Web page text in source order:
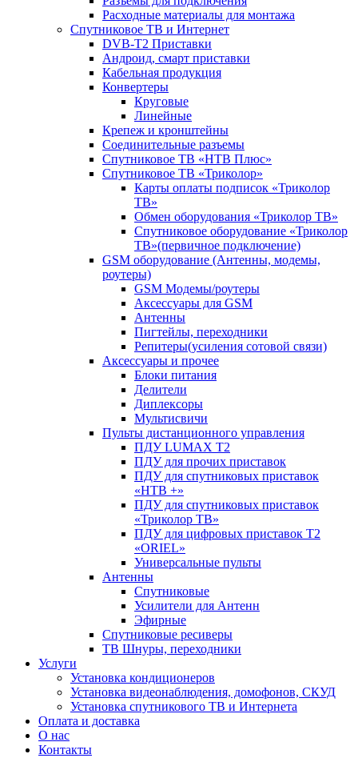
Расходные материалы для монтажа
Спутниковое ТВ и Интернет
DVB-Т2 Приставки
Андроид, смарт приставки
Кабельная продукция
Конвертеры
Круговые
Линейные
Крепеж и кронштейны
Соединительные разъемы
Спутниковое ТВ «НТВ Плюс»
Спутниковое ТВ «Триколор»
Карты оплаты подписок «Триколор
ТВ»
Обмен оборудования «Триколор ТВ»
Спутниковое оборудование «Триколор
ТВ»(первичное подключение)
GSM оборудование (Антенны, модемы,
роутеры)
GSM Модемы/роутеры
Аксессуары для GSM
Антенны
Пигтейлы, переходники
Репитеры(усиления сотовой связи)
Аксессуары и прочее
Блоки питания
Делители
Диплексоры
Мультисвичи
Пульты дистанционного управления
ПДУ LUMAX Т2
ПДУ для прочих приставок
ПДУ для спутниковых приставок
«НТВ +»
ПДУ для спутниковых приставок
«Триколор ТВ»
ПДУ для цифровых приставок Т2
«ORIEL»
Универсальные пульты
Антенны
Спутниковые
Усилители для Антенн
Эфирные
Спутниковые ресиверы
ТВ Шнуры, переходники
Услуги
Установка кондиционеров
Установка видеонаблюдения, домофонов, СКУД
Установка спутникового ТВ и Интернета
Оплата и доставка
О нас
Контакты